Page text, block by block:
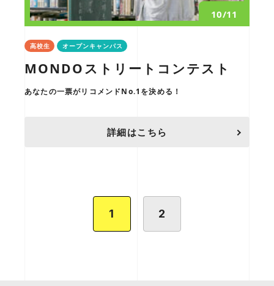
10/11
高校生 オープンキャンパス
MONDOストリートコンテスト
あなたの一票がリコメンドNo.1を決める！
詳細はこちら
1 2